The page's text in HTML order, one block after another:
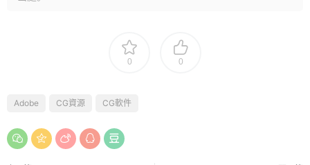
0 0
Adobe CG資源 CG軟件